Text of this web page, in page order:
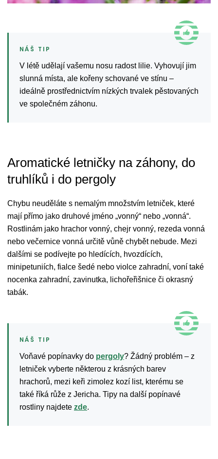
V létě udělají vašemu nosu radost lilie. Vyhovují jim
slunná místa, ale kořeny schované ve stínu –
ideálně prostřednictvím nízkých trvalek pěstovaných
ve společném záhonu.
Aromatické letničky na záhony, do
truhlíků i do pergoly
Chybu neuděláte s nemalým množstvím letniček, které
mají přímo jako druhové jméno „vonný“ nebo „vonná“.
Rostlinám jako hrachor vonný, chejr vonný, rezeda vonná
nebo večernice vonná určitě vůně chybět nebude. Mezi
dalšími se podívejte po hledících, hvozdících,
minipetuniích, fialce šedé nebo violce zahradní, voní také
nocenka zahradní, zavinutka, lichořeřišnice či okrasný
tabák.
Voňavé popínavky do pergoly? Žádný problém – z
letniček vyberte některou z krásných barev
hrachorů, mezi keři zimolez kozí list, kterému se
také říká růže z Jericha. Tipy na další popínavé
rostliny najdete zde.